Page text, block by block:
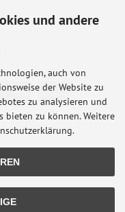
und andere
auch von
der Website zu
zu analysieren und
bieten zu können. Weitere